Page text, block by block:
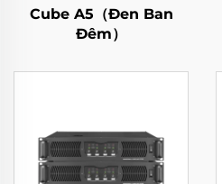
Cube A5（Đen Ban
Đêm）